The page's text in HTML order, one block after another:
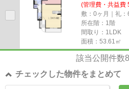
(管理費・共益費
敷：0ヶ月｜礼：
所在階：1階
間取り：1LDK
面積：53.61㎡
該当公開件数8
チェックした物件をまとめて